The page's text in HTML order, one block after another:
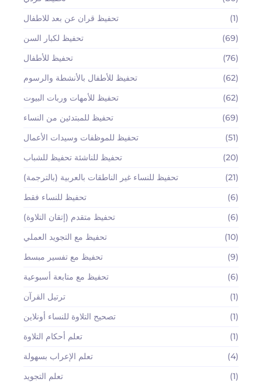
تحفيظ قران عن بعد للاطفال
(1)
تحفيظ لكبار السن
(69)
تحفيظ للأطفال
(76)
تحفيظ للأطفال بالأنشطة والرسوم
(62)
تحفيظ للأمهات وربات البيوت
(62)
تحفيظ للمبتدئين من النساء
(69)
تحفيظ للموظفات وسيدات الأعمال
(51)
تحفيظ للناشئة تحفيظ للشباب
(20)
تحفيظ للنساء غير الناطقات بالعربية (بالترجمة)
(21)
تحفيظ للنساء فقط
(6)
تحفيظ متقدم (إتقان التلاوة)
(6)
تحفيظ مع التجويد العملي
(10)
تحفيظ مع تفسير مبسط
(9)
تحفيظ مع متابعة أسبوعية
(6)
ترتيل القرآن
(1)
تصحيح التلاوة للنساء أونلاين
(1)
تعلم أحكام التلاوة
(1)
تعلم الإعراب بسهولة
(4)
تعلم التجويد
(1)